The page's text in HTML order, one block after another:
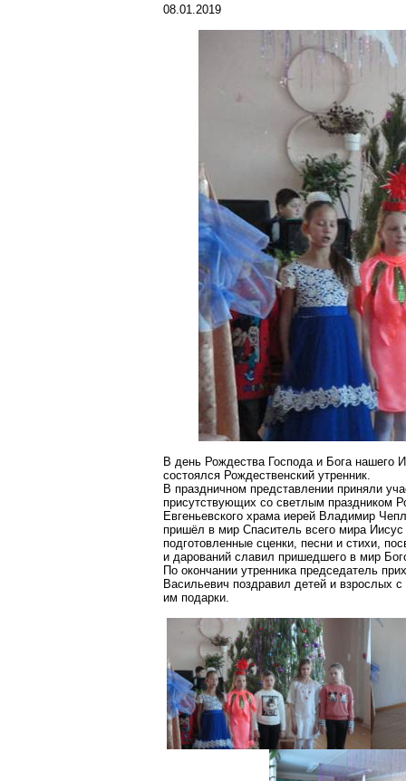
08.01.2019
В день Рождества Господа и Бога нашего
состоялся Рождественский утренник.
В праздничном представлении приняли
присутствующих со светлым праздником
Евгеньевского храма иерей Владимир
пришёл в мир Спаситель всего мира
подготовленные сценки, песни и стихи,
и дарований славил пришедшего в мир
По окончании утренника председатель
Васильевич поздравил детей и взрослых
им подарки.